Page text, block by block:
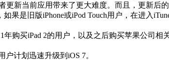
新当前应用带来了更大难度。而且，更新后
果是旧版iPhone或iPod Touch用户，在进入
购买iPad 2的用户，以及之后购买苹果公司
计划迅速升级到iOS 7。